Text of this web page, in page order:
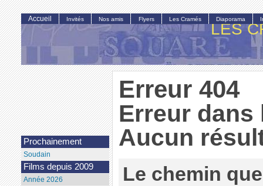
LES
Erreur 404
Erreur dans
Aucun
Le chemin
Accueil Invités Nos amis Flyers Les Cramés Diaporama
Prochainement
Soudain
Films depuis 2009
Année 2026